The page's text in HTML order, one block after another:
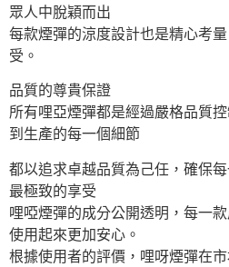
眾人中脫穎而出
每款煙彈的涼度設計也是精心考
受。
品質的尊貴保證
所有哩亞煙彈都是經過嚴格品質
到生產的每一個細節
都以追求卓越品質為己任，確保
最極致的享受
哩啞煙彈的成分公開透明，每一
使用起來更加安心。
根據使用者的評價，哩呀煙彈在